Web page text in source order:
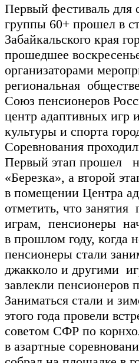
Первый фестиваль для
группы 60+ прошел в
Забайкальского края
прошедшее
организаторами
региональная
Союз пенсионеров
центр адаптивных игр
культуры и спорта
Соревнования
Первый этап прошел
«Березка», а второй
в помещении Центра
отметить, что
играм, пенсионеры
в прошлом году, когда
пенсионеры стали
джакколо и другими
завлекли пенсионеров
Заниматься стали и
этого года провели
советом СФР по
в азартные